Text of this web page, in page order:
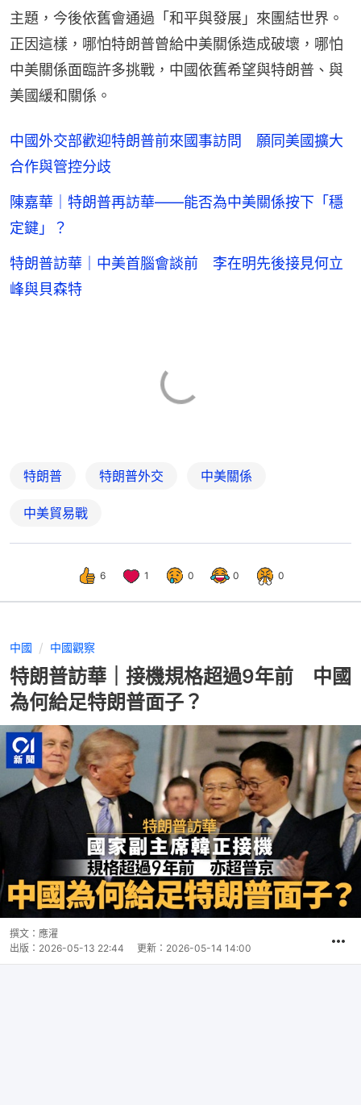
主題，今後依舊會通過「和平與發展」來團結世界。
正因這樣，哪怕特朗普曾給中美關係造成破壞，哪怕
中美關係面臨許多挑戰，中國依舊希望與特朗普、與
美國緩和關係。
中國外交部歡迎特朗普前來國事訪問 願同美國擴大
合作與管控分歧
陳嘉華｜特朗普再訪華——能否為中美關係按下「穩
定鍵」？
特朗普訪華｜中美首腦會談前 李在明先後接見何立
峰與貝森特
特朗普 特朗普外交 中美關係
中美貿易戰
6 1 0 0 0
中國 中國觀察
特朗普訪華｜接機規格超過9年前 中國
為何給足特朗普面子？
撰文： 應濯
出版： 2026-05-13 22:44 更新： 2026-05-14 14:00